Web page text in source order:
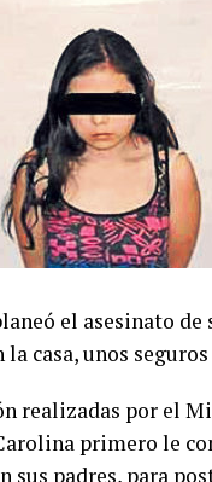
el asesinato
casa, unos
realizadas por el
primero le
sus padres, para